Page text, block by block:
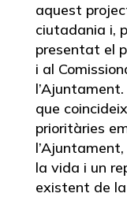
aquest
ciutadania i,
presentat el
i al
que
prioritàries
la vida i un
existent de